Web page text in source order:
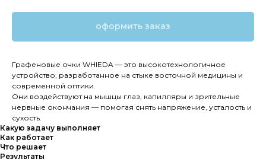
оформить заказ
Графеновые очки WHIEDA — это высокотехнологичное
устройство, разработанное на стыке восточной медицины и
современной оптики.
Они воздействуют на мышцы глаз, капилляры и зрительные
нервные окончания — помогая снять напряжение, усталость и
сухость.
Какую задачу выполняет
Как работает
Что решает
Результаты